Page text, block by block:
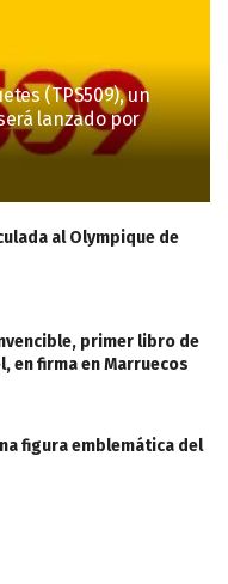
(TPS509), un
lanzado por
al Olympique de
primer libro de
en firma en Marruecos
figura emblemática del